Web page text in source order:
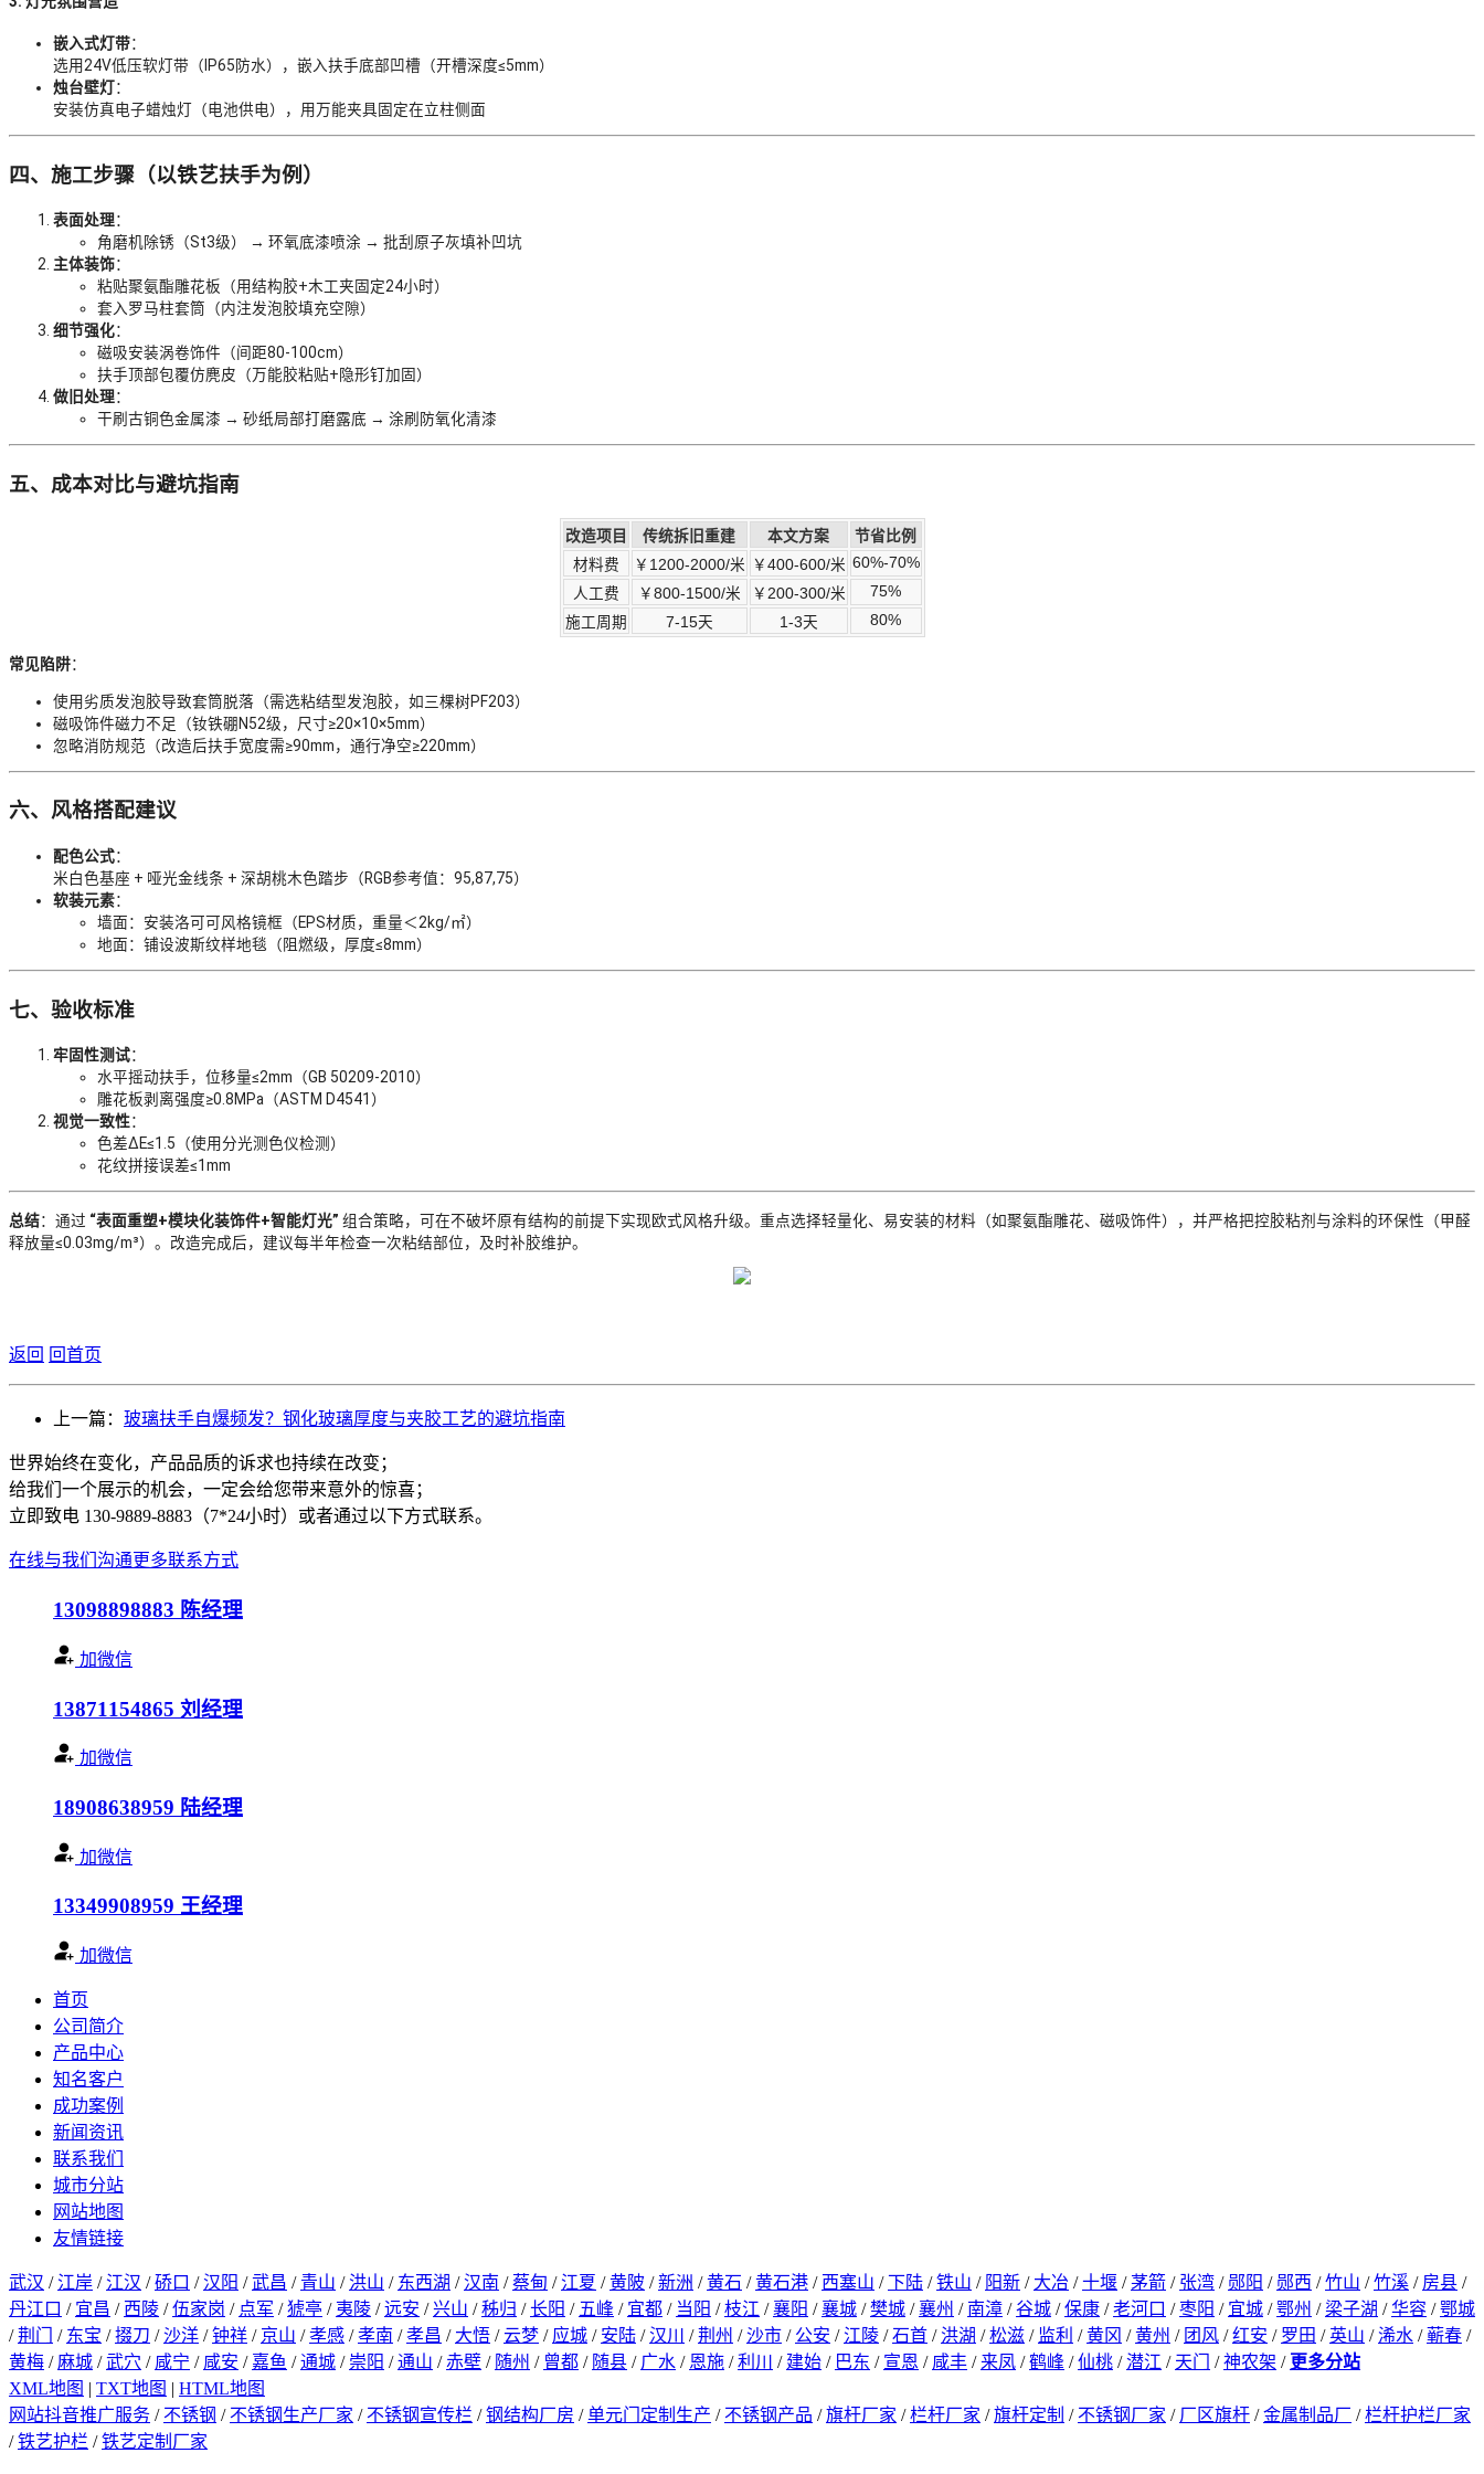
嵌入式灯带：
选用24V低压软灯带（IP65防水），嵌入扶手底部凹槽（开槽深度≤5mm）
烛台壁灯：
安装仿真电子蜡烛灯（电池供电），用万能夹具固定在立柱侧面
四、施工步骤（以铁艺扶手为例）
表面处理：
角磨机除锈（St3级） → 环氧底漆喷涂 → 批刮原子灰填补凹坑
主体装饰：
粘贴聚氨酯雕花板（用结构胶+木工夹固定24小时）
套入罗马柱套筒（内注发泡胶填充空隙）
细节强化：
磁吸安装涡卷饰件（间距80-100cm）
扶手顶部包覆仿麂皮（万能胶粘贴+隐形钉加固）
做旧处理：
干刷古铜色金属漆 → 砂纸局部打磨露底 → 涂刷防氧化清漆
五、成本对比与避坑指南
改造项目 传统拆旧重建 本文方案
节省比例
材料费
￥1200-2000/米 ￥400-600/米 60%-70%
人工费
￥800-1500/米 ￥200-300/米
75%
施工周期
7-15天 1-3天 80%
常见陷阱：
使用劣质发泡胶导致套筒脱落（需选粘结型发泡胶，如三棵树PF203）
磁吸饰件磁力不足（钕铁硼N52级，尺寸≥20×10×5mm）
忽略消防规范（改造后扶手宽度需≥90mm，通行净空≥220mm）
六、风格搭配建议
配色公式：
米白色基座 + 哑光金线条 + 深胡桃木色踏步（RGB参考值：95,87,75）
软装元素：
墙面：安装洛可可风格镜框（EPS材质，重量＜2kg/㎡）
地面：铺设波斯纹样地毯（阻燃级，厚度≤8mm）
七、验收标准
牢固性测试：
水平摇动扶手，位移量≤2mm（GB 50209-2010）
雕花板剥离强度≥0.8MPa（ASTM D4541）
视觉一致性：
色差ΔE≤1.5（使用分光测色仪检测）
花纹拼接误差≤1mm
总结：通过 “表面重塑+模块化装饰件+智能灯光” 组合策略，可在不破坏原有结构的前提下实现欧式风格升级。重点选择轻量化、易安装的材料（如聚氨酯雕花、磁吸饰件），并严格把控胶粘剂与涂料的环保性（甲醛
释放量≤0.03mg/m³）。改造完成后，建议每半年检查一次粘结部位，及时补胶维护。
返回 回首页
上一篇： 玻璃扶手自爆频发？钢化玻璃厚度与夹胶工艺的避坑指南
世界始终在变化，产品品质的诉求也持续在改变；
给我们一个展示的机会，一定会给您带来意外的惊喜；
立即致电 130-9889-8883（7*24小时）或者通过以下方式联系。
在线与我们沟通更多联系方式
13098898883 陈经理
加微信
13871154865 刘经理
加微信
18908638959 陆经理
加微信
13349908959 王经理
加微信
首页
公司简介
产品中心
知名客户
成功案例
新闻资讯
联系我们
城市分站
网站地图
友情链接
武汉 / 江岸 / 江汉 /硚口 /汉阳 /武昌 / 青山 / 洪山 / 东西湖 /汉南 /蔡甸 / 江夏 /黄陂 /新洲 /黄石 /黄石港 / 西塞山 /下陆 /铁山 / 阳新 / 大冶 /十堰 /茅箭 / 张湾 / 郧阳 / 郧西 /竹山 /竹溪 / 房县 /
丹江口 / 宜昌 / 西陵 /伍家岗 / 点军 /猇亭 / 夷陵 /远安 /兴山 /秭归 /长阳 / 五峰 / 宜都 / 当阳 /枝江 /襄阳 /襄城 /樊城 /襄州 / 南漳 /谷城 /保康 /老河口 /枣阳 / 宜城 /鄂州 / 梁子湖 /华容 /鄂城
/荆门 / 东宝 /掇刀 /沙洋 /钟祥 / 京山 /孝感 /孝南 /孝昌 / 大悟 /云梦 / 应城 / 安陆 /汉川 /荆州 /沙市 / 公安 / 江陵 /石首 / 洪湖 /松滋 / 监利 /黄冈 /黄州 / 团风 /红安 / 罗田 / 英山 /浠水 /蕲春 /
黄梅 / 麻城 /武穴 / 咸宁 / 咸安 / 嘉鱼 /通城 / 崇阳 /通山 /赤壁 / 随州 / 曾都 / 随县 / 广水 / 恩施 /利川 / 建始 / 巴东 / 宣恩 / 咸丰 / 来凤 /鹤峰 /仙桃 /潜江 / 天门 /神农架 / 更多分站
XML地图 | TXT地图 | HTML地图
网站抖音推广服务 / 不锈钢 / 不锈钢生产厂家 / 不锈钢宣传栏 /钢结构厂房 /单元门定制生产 / 不锈钢产品 /旗杆厂家 /栏杆厂家 /旗杆定制 / 不锈钢厂家 / 厂区旗杆 /金属制品厂 /栏杆护栏厂家
/铁艺护栏 /铁艺定制厂家